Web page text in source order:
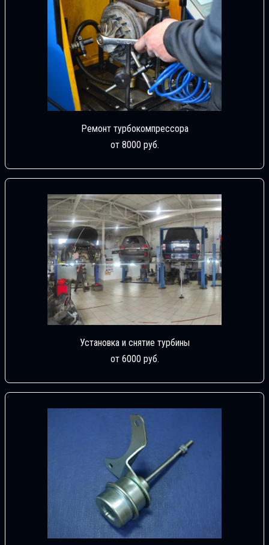
Ремонт турбокомпрессора
от 8000 руб.
Установка и снятие турбины
от 6000 руб.